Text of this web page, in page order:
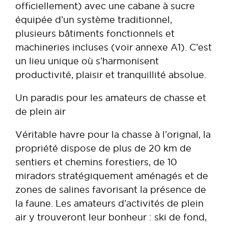
officiellement) avec une cabane à sucre
équipée d’un système traditionnel,
plusieurs bâtiments fonctionnels et
machineries incluses (voir annexe A1). C’est
un lieu unique où s’harmonisent
productivité, plaisir et tranquillité absolue.
Un paradis pour les amateurs de chasse et
de plein air
Véritable havre pour la chasse à l’orignal, la
propriété dispose de plus de 20 km de
sentiers et chemins forestiers, de 10
miradors stratégiquement aménagés et de
zones de salines favorisant la présence de
la faune. Les amateurs d’activités de plein
air y trouveront leur bonheur : ski de fond,